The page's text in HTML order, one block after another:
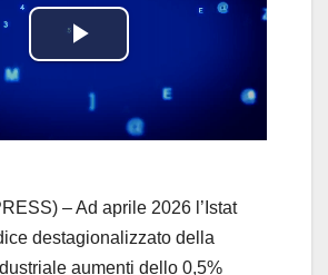
P
l
y
V
– Ad aprile 2026 l’Istat
destagionalizzato della
aumenti dello 0,5%